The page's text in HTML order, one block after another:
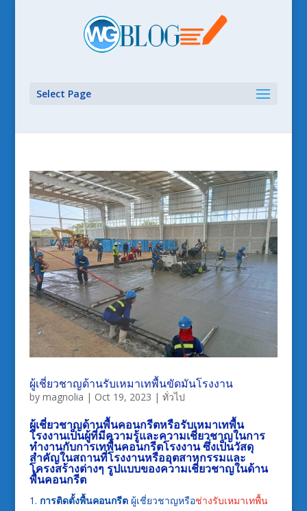
Select Page
ผู้เชี่ยวชาญด้านรับเหมาเทพื้นขัดมันโรงงาน
by magnolia | Oct 19, 2023 | ทั่วไป
ผู้เชี่ยวชาญด้านพื้นคอนกรีตหรือรับเหมาเทพื้น
โรงงานเป็นผู้ที่มีความรู้และความเชี่ยวชาญในการ
ทำงานกับการเทพื้นคอนกรีตโรงงานซึ่งเป็นวัสดุ
สำคัญในสถานที่โรงงานหรืออุตสาหกรรมและ
โครงสร้างต่างๆ รูปแบบของความเชี่ยวชาญในด้าน
พื้นคอนกรีต
การติดตั้งพื้นคอนกรีตผู้เชี่ยวชาญหรือช่างรับเหมาเทพื้น